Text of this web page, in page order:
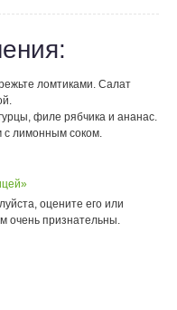
ломтиками. Салат
филе рябчика и ананас.
лимонным соком.
оцените его или
очень признательны.